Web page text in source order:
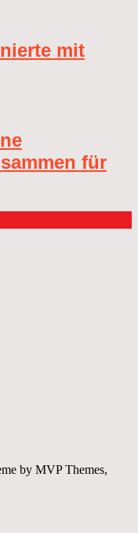
mit
für
by MVP Themes,